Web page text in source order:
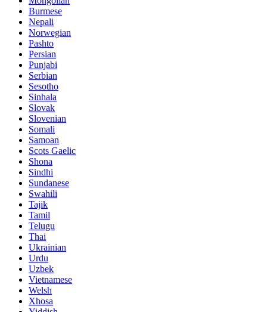
Burmese
Nepali
Norwegian
Pashto
Persian
Punjabi
Serbian
Sesotho
Sinhala
Slovak
Slovenian
Somali
Samoan
Scots Gaelic
Shona
Sindhi
Sundanese
Swahili
Tajik
Tamil
Telugu
Thai
Ukrainian
Urdu
Uzbek
Vietnamese
Welsh
Xhosa